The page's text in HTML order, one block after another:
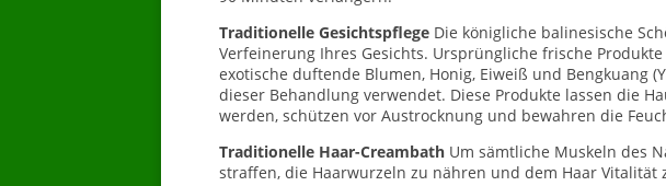
Traditionelle Gesichtspflege Die königliche balinesische
Verfeinerung Ihres Gesichts. Ursprüngliche frische Produkte
exotische duftende Blumen, Honig, Eiweiß und Bengkuang
dieser Behandlung verwendet. Diese Produkte lassen die
werden, schützen vor Austrocknung und bewahren die
Traditionelle Haar-CreambathUm sämtliche Muskeln des
straffen, die Haarwurzeln zu nähren und dem Haar Vitalität